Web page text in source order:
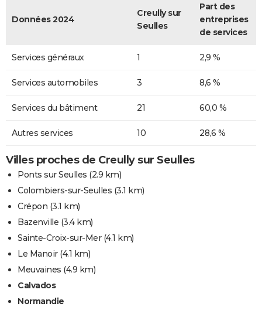
Données 2024
Creully sur
Seulles
Part des
entreprises
de services
Services généraux 1 2,9 %
Services automobiles 3 8,6 %
Services du bâtiment 21 60,0 %
Autres services 10 28,6 %
Villes proches de Creully sur Seulles
Ponts sur Seulles (2.9 km)
Colombiers-sur-Seulles (3.1 km)
Crépon (3.1 km)
Bazenville (3.4 km)
Sainte-Croix-sur-Mer(4.1 km)
Le Manoir(4.1 km)
Meuvaines (4.9 km)
Calvados
Normandie